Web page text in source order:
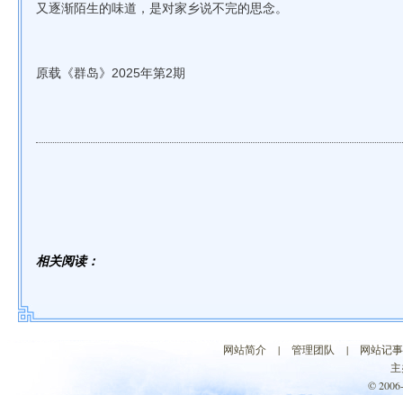
又逐渐陌生的味道，是对家乡说不完的思念。
原载《群岛》2025年第2期
相关阅读：
网站简介 | 管理团队 |
网站记事
©